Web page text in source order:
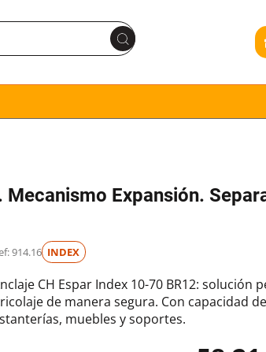
Expansión.
914.16 INDEX
CH Espar Index 10-70 BR12:
de manera segura. Con capacidad
muebles y soportes.